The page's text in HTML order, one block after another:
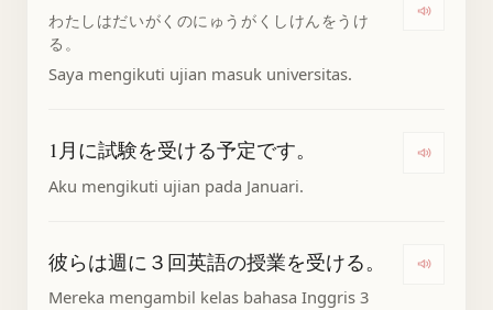
わたしはだいがくのにゅうがくしけんをうけ
る。
Saya mengikuti ujian masuk universitas.
1月に試験を受ける予定です。
Aku mengikuti ujian pada Januari.
彼らは週に３回英語の授業を受ける。
Mereka mengambil kelas bahasa Inggris 3